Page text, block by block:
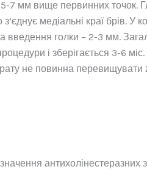
7 мм вище первинних точок.
медіальні краї брів.
введення голки – 2-3 мм.
і зберігається 3-6
не повинна
антихолінестеразних